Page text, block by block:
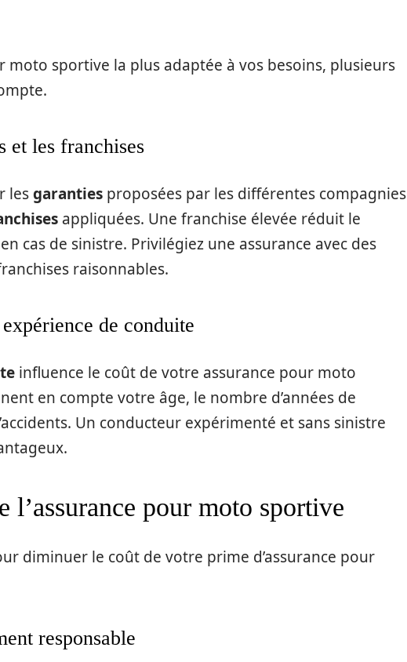
moto sportive la plus adaptée à vos besoins, plusieurs
et les franchises
lesgaranties proposées par les différentes compagnies
appliquées. Une franchise élevée réduit le
cas de sinistre. Privilégiez une assurance avec des
raisonnables.
de conduite
influence le coût de votre assurance pour moto
en compte votre âge, le nombre d’années de
Un conducteur expérimenté et sans sinistre
l’assurance pour moto sportive
diminuer le coût de votre prime d’assurance pour
responsable